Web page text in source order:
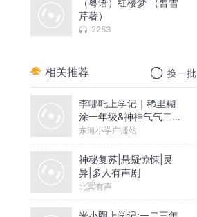
芹著）
2253
相关推荐 换一批
李哪吒上学记｜稀里糊
涂一年级&神神气气二年
级
东海小学广播站
神秘复苏|悬疑惊悚|灵
异|多人有声剧
北冥有声